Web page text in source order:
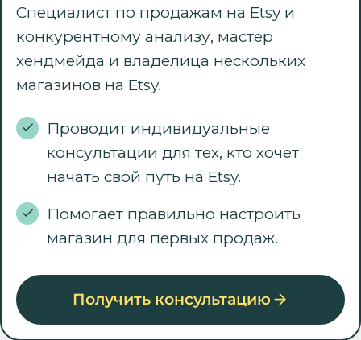
Специалист по продажам на Etsy и
конкурентному анализу, мастер
хендмейда и владелица нескольких
магазинов на Etsy.
Проводит индивидуальные
консультации для тех, кто хочет
начать свой путь на Etsy.
Помогает правильно настроить
магазин для первых продаж.
Получить консультацию